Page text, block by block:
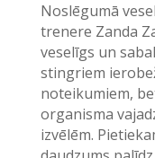
Noslēgumā
trenere Zanda
veselīgs un
stingriem
noteikumiem,
organisma
izvēlēm.